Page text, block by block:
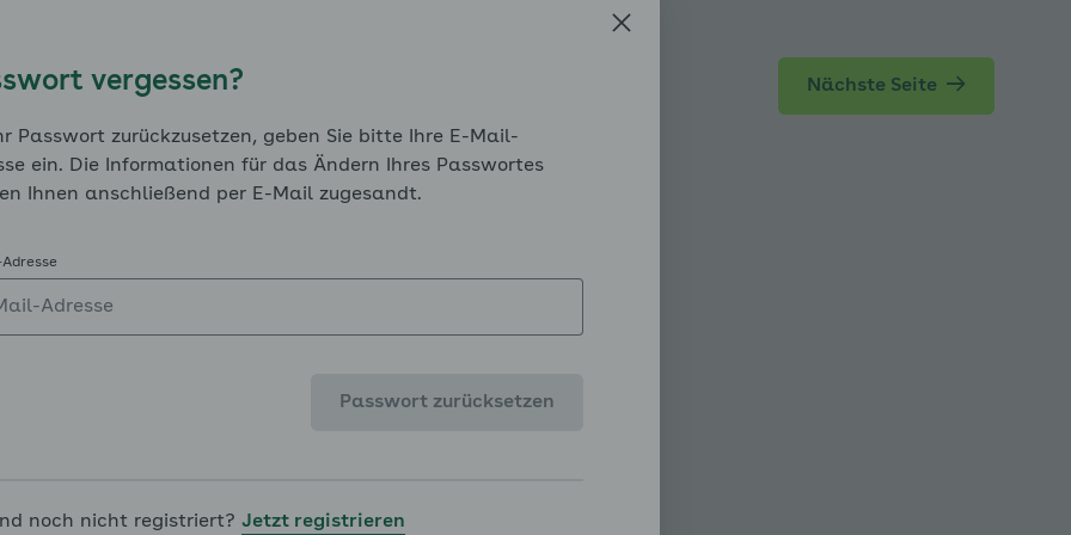
vergessen?
Passwort zurückzusetzen, geben Sie bitte Ihre E-Mail-
ein. Die Informationen für das Ändern Ihres Passwortes
Ihnen anschließend per E-Mail zugesandt.
Passwort zurücksetzen
noch nicht registriert? Jetzt registrieren
Vorherige Seite Nächste Seite